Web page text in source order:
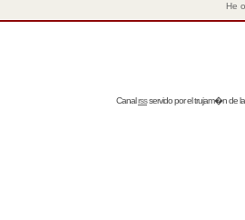
He
Canalrssservido por eltrujam�nde